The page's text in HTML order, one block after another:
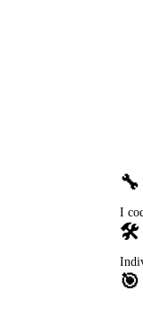
I
🛠️